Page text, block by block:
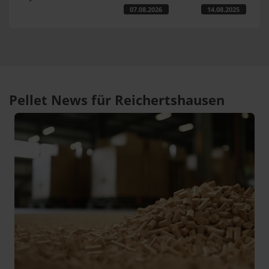
07.08.2026 14.08.2025
Pellet News für Reichertshausen